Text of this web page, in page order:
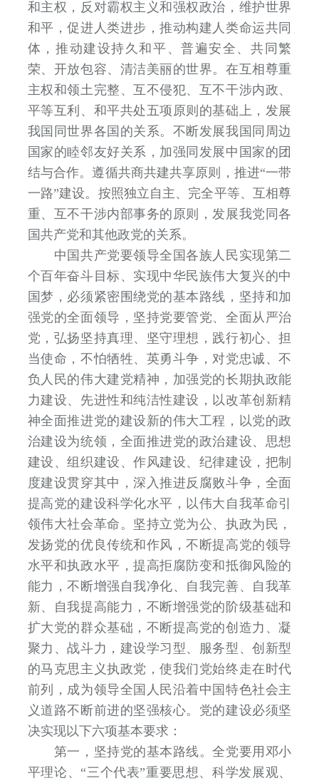
和主权，反对霸权主义和强权政治，维护世界
和平，促进人类进步，推动构建人类命运共同
体，推动建设持久和平、普遍安全、共同繁
荣、开放包容、清洁美丽的世界。在互相尊重
主权和领土完整、互不侵犯、互不干涉内政、
平等互利、和平共处五项原则的基础上，发展
我国同世界各国的关系。不断发展我国同周边
国家的睦邻友好关系，加强同发展中国家的团
结与合作。遵循共商共建共享原则，推进“一带
一路”建设。按照独立自主、完全平等、互相尊
重、互不干涉内部事务的原则，发展我党同各
国共产党和其他政党的关系。
中国共产党要领导全国各族人民实现第二
个百年奋斗目标、实现中华民族伟大复兴的中
国梦，必须紧密围绕党的基本路线，坚持和加
强党的全面领导，坚持党要管党、全面从严治
党，弘扬坚持真理、坚守理想，践行初心、担
当使命，不怕牺牲、英勇斗争，对党忠诚、不
负人民的伟大建党精神，加强党的长期执政能
力建设、先进性和纯洁性建设，以改革创新精
神全面推进党的建设新的伟大工程，以党的政
治建设为统领，全面推进党的政治建设、思想
建设、组织建设、作风建设、纪律建设，把制
度建设贯穿其中，深入推进反腐败斗争，全面
提高党的建设科学化水平，以伟大自我革命引
领伟大社会革命。坚持立党为公、执政为民，
发扬党的优良传统和作风，不断提高党的领导
水平和执政水平，提高拒腐防变和抵御风险的
能力，不断增强自我净化、自我完善、自我革
新、自我提高能力，不断增强党的阶级基础和
扩大党的群众基础，不断提高党的创造力、凝
聚力、战斗力，建设学习型、服务型、创新型
的马克思主义执政党，使我们党始终走在时代
前列，成为领导全国人民沿着中国特色社会主
义道路不断前进的坚强核心。党的建设必须坚
决实现以下六项基本要求：
第一，坚持党的基本路线。全党要用邓小
平理论、“三个代表”重要思想、科学发展观、